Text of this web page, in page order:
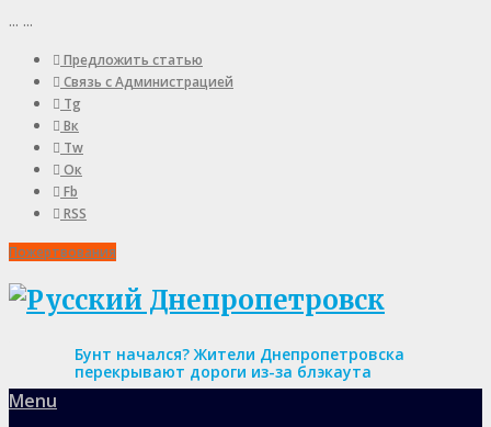
... ...
Предложить статью
Связь с Администрацией
Tg
Вк
Tw
Ок
Fb
RSS
Пожертвования
Бунт начался? Жители Днепропетровска
перекрывают дороги из-за блэкаута
Menu